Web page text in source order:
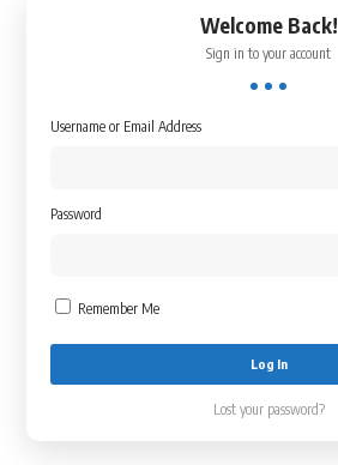
Welcome Back!
Sign in to your account
Username or Email Address
Password
Remember Me
Lost your password?